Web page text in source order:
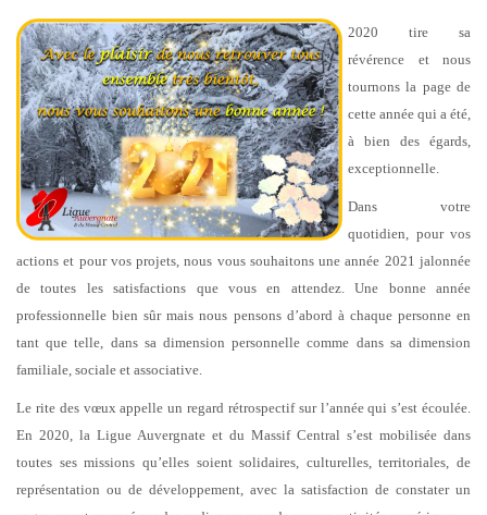
2020 tire sa
révérence et nous
tournons la page de
cette année qui a été,
à bien des égards,
exceptionnelle.
Dans votre
quotidien, pour vos
actions et pour vos projets, nous vous souhaitons une année 2021 jalonnée
de toutes les satisfactions que vous en attendez. Une bonne année
professionnelle bien sûr mais nous pensons d’abord à chaque personne en
tant que telle, dans sa dimension personnelle comme dans sa dimension
familiale, sociale et associative.
Le rite des vœux appelle un regard rétrospectif sur l’année qui s’est écoulée.
En 2020, la Ligue Auvergnate et du Massif Central s’est mobilisée dans
toutes ses missions qu’elles soient solidaires, culturelles, territoriales, de
représentation ou de développement, avec la satisfaction de constater un